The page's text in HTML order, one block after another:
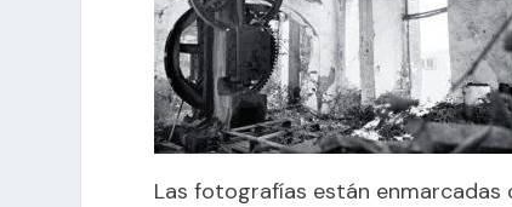
Las fotografías están